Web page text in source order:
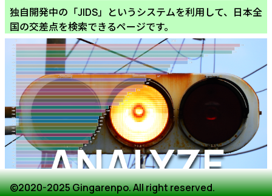
独自開発中の「JIDS」というシステムを利用して、日本全
国の交差点を検索できるページです。
©2020-2025 Gingarenpo. All right reserved.